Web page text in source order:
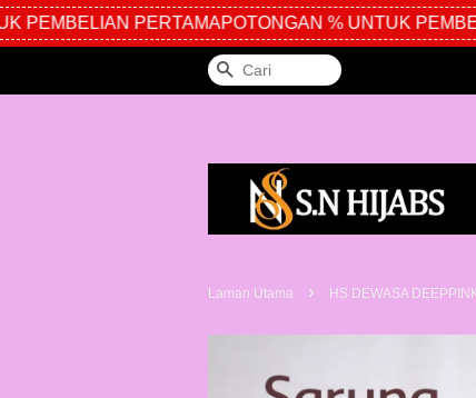
PERTAMAPOTONGAN % UNTUK
Cari
Laman Utama › HS DEWASA